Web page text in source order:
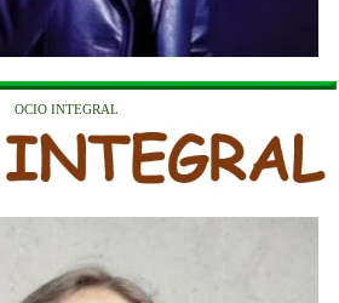
OCIO INTEGRAL